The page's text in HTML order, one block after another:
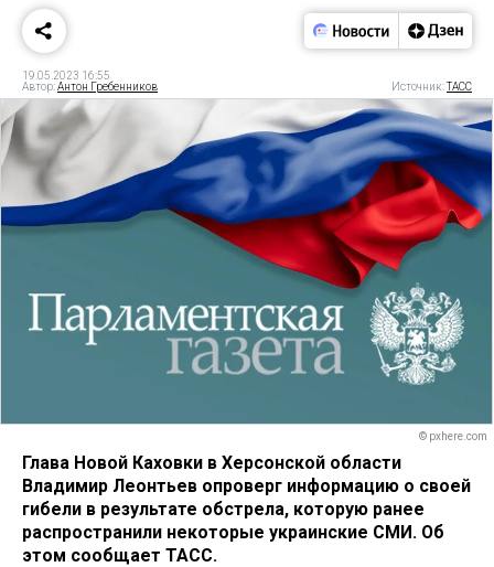
19.05.2023 16:55
Автор:Антон Гребенников Источник:ТАСС
© pxhere.com
Глава Новой Каховки в Херсонской области
Владимир Леонтьев опроверг информацию о своей
гибели в результате обстрела, которую ранее
распространили некоторые украинские СМИ. Об
этом сообщает ТАСС.